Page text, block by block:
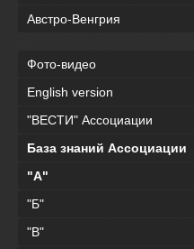
Австро-Венгрия
Фото-видео
English version
"ВЕСТИ" Ассоциации
База знаний Ассоциации
"А"
"Б"
"В"